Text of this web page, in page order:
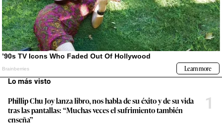
Lo más visto
Phillip Chu Joy lanza libro, nos habla de su éxito y de su vida
tras las pantallas: “Muchas veces el sufrimiento también
enseña”
1